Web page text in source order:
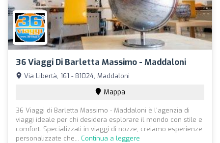
36 Viaggi Di Barletta Massimo - Maddaloni
Via Libertà, 161 - 81024, Maddaloni
Mappa
36 Viaggi di Barletta Massimo - Maddaloni è l'agenzia di
viaggi ideale per chi desidera esplorare il mondo con stile e
comfort. Specializzati in viaggi di nozze, creiamo esperienze
personalizzate che... Continua a leggere